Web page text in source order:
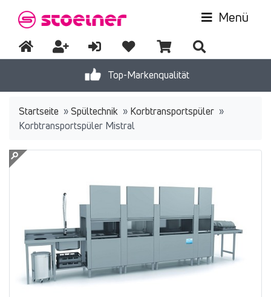
Top-Markenqualität
Menü
Startseite »Spültechnik » Korbtransportspüler »
Korbtransportspüler Mistral